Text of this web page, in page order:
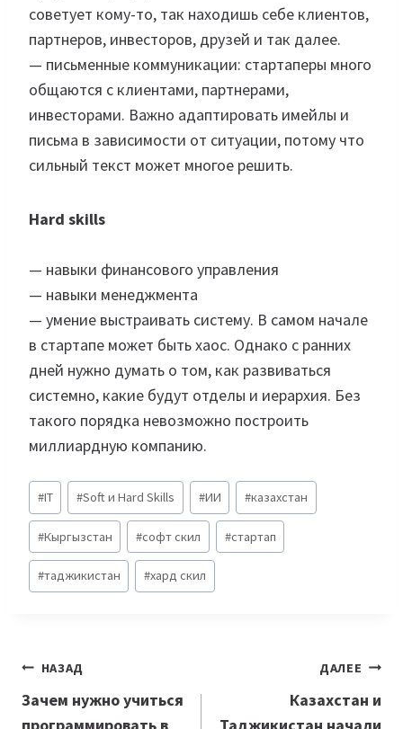
советует кому-то, так находишь себе клиентов,
партнеров, инвесторов, друзей и так далее.
— письменные коммуникации: стартаперы много
общаются с клиентами, партнерами,
инвесторами. Важно адаптировать имейлы и
письма в зависимости от ситуации, потому что
сильный текст может многое решить.
Hard skills
— навыки финансового управления
— навыки менеджмента
— умение выстраивать систему. В самом начале
в стартапе может быть хаос. Однако с ранних
дней нужно думать о том, как развиваться
системно, какие будут отделы и иерархия. Без
такого порядка невозможно построить
миллиардную компанию.
Метки
записи:
#IT #Soft и Hard Skills #ИИ #казахстан
#Кыргызстан #софт скил #стартап
#таджикистан #хард скил
Навигация
по
НАЗАД
Зачем нужно учиться
ДАЛЕЕ
Казахстан и